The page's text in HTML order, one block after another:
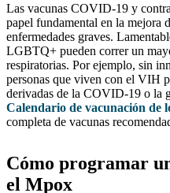
Las vacunas COVID-19 y
papel fundamental en la mejora
enfermedades graves.
LGBTQ+ pueden correr un
respiratorias. Por ejemplo, sin
personas que viven con el VIH
derivadas de la COVID-19 o la
Calendario de vacunación de
completa de vacunas
Cómo programar
el Mpox